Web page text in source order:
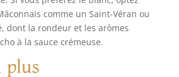
comme un Saint-Véran ou
dont la rondeur et les arômes
à la sauce crémeuse.
plus